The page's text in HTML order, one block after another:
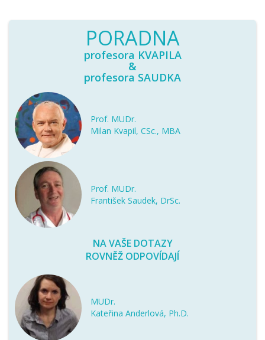
PORADNA
profesora KVAPILA
&
profesora SAUDKA
Prof. MUDr.
Milan Kvapil, CSc., MBA
Prof. MUDr.
František Saudek, DrSc.
NA VAŠE DOTAZY
ROVNĚŽ ODPOVÍDAJÍ
MUDr.
Kateřina Anderlová, Ph.D.